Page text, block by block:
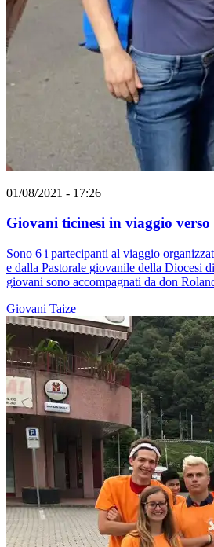
01/08/2021 - 17:26
Giovani ticinesi in viaggio verso
Sono 6 i partecipanti al viaggio
e dalla Pastorale giovanile della Diocesi
giovani sono accompagnati da don
Giovani Taize